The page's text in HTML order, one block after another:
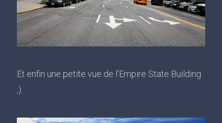
Et enfin une petite vue de l'Empire State Building
;).